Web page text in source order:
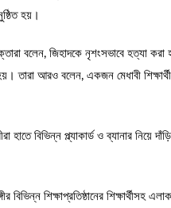
হয়।
বলেন, জিহাদকে নৃশংসভাবে হত্যা
তারা আরও বলেন, একজন মেধাবী
হাতে বিভিন্ন প্ল্যাকার্ড ও ব্যানার নিয়ে
বিভিন্ন শিক্ষাপ্রতিষ্ঠানের শিক্ষার্থীসহ